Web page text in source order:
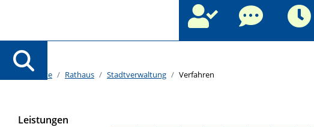
Startseite Rathaus Stadtverwaltung Verfahren
Leistungen